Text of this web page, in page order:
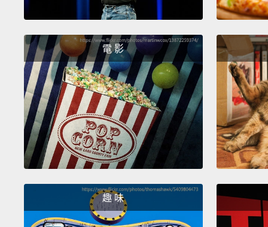
電 影
趣 味